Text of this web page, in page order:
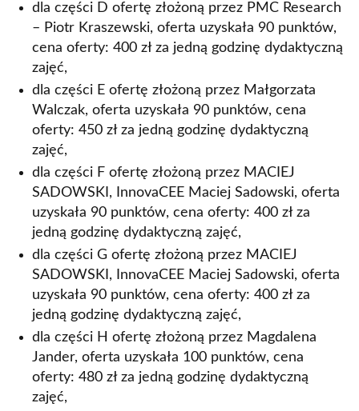
dla części D ofertę złożoną przez PMC Research
– Piotr Kraszewski, oferta uzyskała 90 punktów,
cena oferty: 400 zł za jedną godzinę dydaktyczną
zajęć,
dla części E ofertę złożoną przez Małgorzata
Walczak, oferta uzyskała 90 punktów, cena
oferty: 450 zł za jedną godzinę dydaktyczną
zajęć,
dla części F ofertę złożoną przez MACIEJ
SADOWSKI, InnovaCEE Maciej Sadowski, oferta
uzyskała 90 punktów, cena oferty: 400 zł za
jedną godzinę dydaktyczną zajęć,
dla części G ofertę złożoną przez MACIEJ
SADOWSKI, InnovaCEE Maciej Sadowski, oferta
uzyskała 90 punktów, cena oferty: 400 zł za
jedną godzinę dydaktyczną zajęć,
dla części H ofertę złożoną przez Magdalena
Jander, oferta uzyskała 100 punktów, cena
oferty: 480 zł za jedną godzinę dydaktyczną
zajęć,